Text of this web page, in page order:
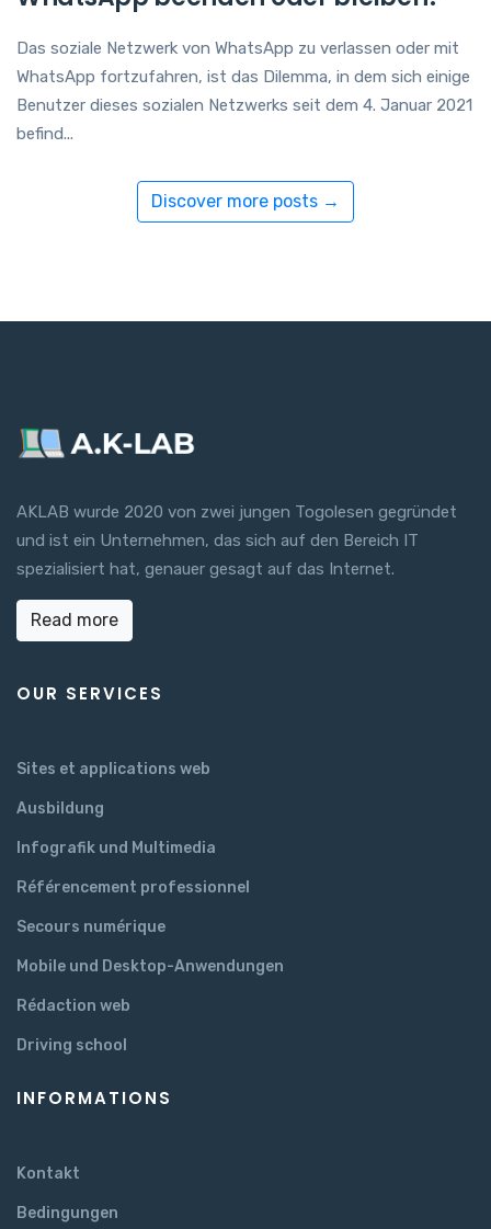
Das soziale Netzwerk von WhatsApp zu verlassen oder mit
WhatsApp fortzufahren, ist das Dilemma, in dem sich einige
Benutzer dieses sozialen Netzwerks seit dem 4. Januar 2021
befind...
Discover more posts →
AKLAB wurde 2020 von zwei jungen Togolesen gegründet
und ist ein Unternehmen, das sich auf den Bereich IT
spezialisiert hat, genauer gesagt auf das Internet.
Read more
OUR SERVICES
Sites et applications web
Ausbildung
Infografik und Multimedia
Référencement professionnel
Secours numérique
Mobile und Desktop-Anwendungen
Rédaction web
Driving school
INFORMATIONS
Kontakt
Bedingungen